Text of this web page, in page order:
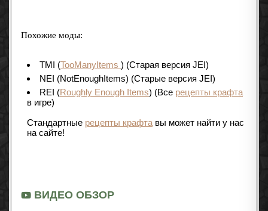
Похожие моды:
TMI (TooManyItems ) (Старая версия JEI)
NEI (NotEnoughItems) (Старые версия JEI)
REI (Roughly Enough Items) (Все рецепты крафта
в игре)
Стандартные рецепты крафта вы может найти у нас
на сайте!
ВИДЕО ОБЗОР